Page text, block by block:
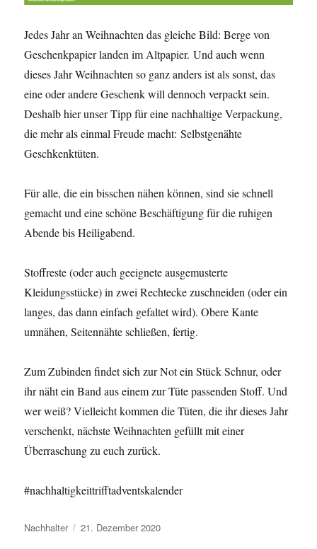
Jedes Jahr an Weihnachten das gleiche Bild: Berge von
Geschenkpapier landen im Altpapier. Und auch wenn
dieses Jahr Weihnachten so ganz anders ist als sonst, das
eine oder andere Geschenk will dennoch verpackt sein.
Deshalb hier unser Tipp für eine nachhaltige Verpackung,
die mehr als einmal Freude macht: Selbstgenähte
Geschkenktüten.
Für alle, die ein bisschen nähen können, sind sie schnell
gemacht und eine schöne Beschäftigung für die ruhigen
Abende bis Heiligabend.
Stoffreste (oder auch geeignete ausgemusterte
Kleidungsstücke) in zwei Rechtecke zuschneiden (oder ein
langes, das dann einfach gefaltet wird). Obere Kante
umnähen, Seitennähte schließen, fertig.
Zum Zubinden findet sich zur Not ein Stück Schnur, oder
ihr näht ein Band aus einem zur Tüte passenden Stoff. Und
wer weiß? Vielleicht kommen die Tüten, die ihr dieses Jahr
verschenkt, nächste Weihnachten gefüllt mit einer
Überraschung zu euch zurück.
#nachhaltigkeittrifftadventskalender
Autor
Nachhalter
Veröffentlicht
21. Dezember 2020